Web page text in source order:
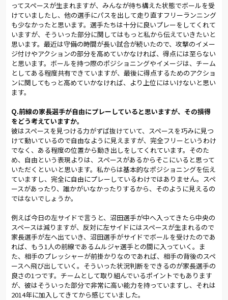
しかし横谷は、「僕自身にもチャンスがあったし、思い通りの
崩しができたのだから、もっと決めないといけない。今後の難
しい試合では、チャンスを生かすことが必要になる」と、鬼門
突破にも満足することなく課題を指摘した。言葉の節々に、こ
のチームはもっとできるという思いがにじみ出ていた。
リーグでは1週間後にアウェイの鳥栖戦を控えるが、その前に中
3日でヤマザキナビスコカップの磐田戦に臨む。同大会のグルー
プステージは後半戦に突入しており、次節で首位の座を守れば
ノックアウトステージ進出に大きく近付く。磐田は昨シーズン
いる因縁の相手。今度こそ決着をつけたい。
(総評:平野貴也／写真:早草紀子)
ってスペースが生まれますが、みんなが待ち構えた状態でボールを受
けていましたし、他の選手にパスを出して走り直すフリーランニング
も少なかったと思います。選手たちは十分に良いプレーをしてくれて
いますが、そういった部分に関してはもっと私から伝えていきたいと
思います。最近は守備の時間が長い試合が続いたので、攻撃のイメー
ジ付けやアクションの部分を高めていかなければ、得点には至らない
と思います。ボールを持つ際のポジショニングやイメージは、チーム
としてある程度共有できていますが、最後に得点するためのアクショ
ンに関してもっと高めていかなければ、より上位にはいけないと思い
ます。
Q.前線の家長選手が自由にプレーしていると思いますが、その損得
をどう考えていますか。
彼はスペースを見つける力がずば抜けていて、スペースを巧みに見つ
けて動いているので自由なように見えますが、完全フリーというわけ
でなく、ある程度の位置から動き出しをしてくれています。そのた
め、自由という表現よりは、スペースがあるからそこにいると思って
いただくといいと思います。私からは基本的なポジショニングを伝え
ていますし、完全に自由にプレーしているわけではありません。スペ
ースがあったり、誰かがいなかったりするから、そのように見えるの
ではないでしょうか。
例えば今日の左サイドで言うと、沼田選手が中へ入ってきたら中央の
スペースは減りますが、反対に左サイドにはスペースが生まれるので
家長選手が左へ出ていき、沼田選手がサイドでボールを受けたのであ
れば、もう1人の前線であるムルジャ選手との間に入っていく。ま
た、相手のプレッシャーが前掛かりなのであれば、相手の背後のスペ
ースへ飛び出していく。そういった状況判断をできるのが家長選手の
良さの1つです。チームとして取り組んでいるポイントでもあります
が、彼はそういった部分で非常に高い能力を持っていますし、それは
2014年に加入してきてから感じていました。